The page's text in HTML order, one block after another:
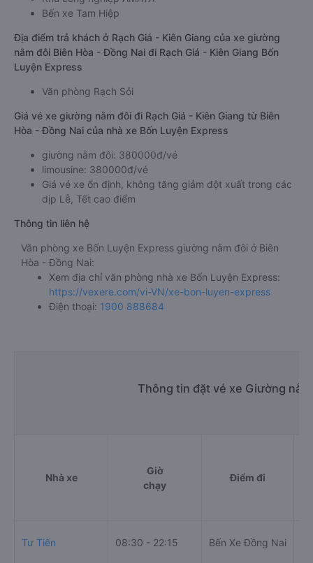
Bến xe Tam Hiệp
Địa điểm trả khách ở Rạch Giá - Kiên Giang của xe giường
nằm đôi Biên Hòa - Đồng Nai đi Rạch Giá - Kiên Giang Bốn
Luyện Express
Văn phòng Rạch Sỏi
Giá vé xe giường nằm đôi đi Rạch Giá - Kiên Giang từ Biên
Hòa - Đồng Nai của nhà xe Bốn Luyện Express
giường nằm đôi: 380000đ/vé
limousine: 380000đ/vé
Giá vé xe ổn định, không tăng giảm đột xuất trong các
dịp Lễ, Tết cao điểm
Thông tin liên hệ
Văn phòng xe Bốn Luyện Express giường nằm đôi ở Biên
Hòa - Đồng Nai:
Xem địa chỉ văn phòng nhà xe Bốn Luyện Express:
https://vexere.com/vi-VN/xe-bon-luyen-express
Điện thoại: 1900 888684
Thông tin đặt vé xe Giường
Nhà xe
Giờ
chạy
Điểm đi
Tư Tiến 08:30 - 22:15 Bến Xe Đồng Nai